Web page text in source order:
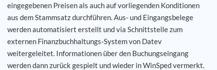
eingegebenen Preisen als auch auf vorliegenden Konditionen
aus dem Stammsatz durchführen. Aus- und Eingangsbelege
werden automatisiert erstellt und via Schnittstelle zum
externen Finanzbuchhaltungs-System von Datev
weitergeleitet. Informationen über den Buchungseingang
werden dann zurück gespielt und wieder in WinSped vermerkt.